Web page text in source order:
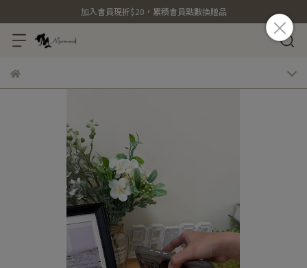
加入會員現折$20，累積會員點數換贈品